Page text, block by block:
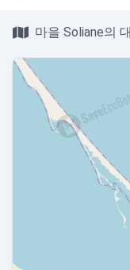
마을 Soliane의